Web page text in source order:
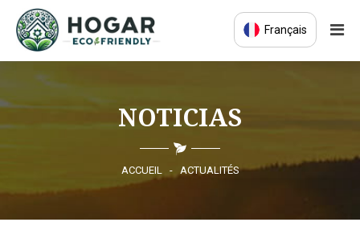
Français
NOTICIAS
ACCUEIL - ACTUALITÉS